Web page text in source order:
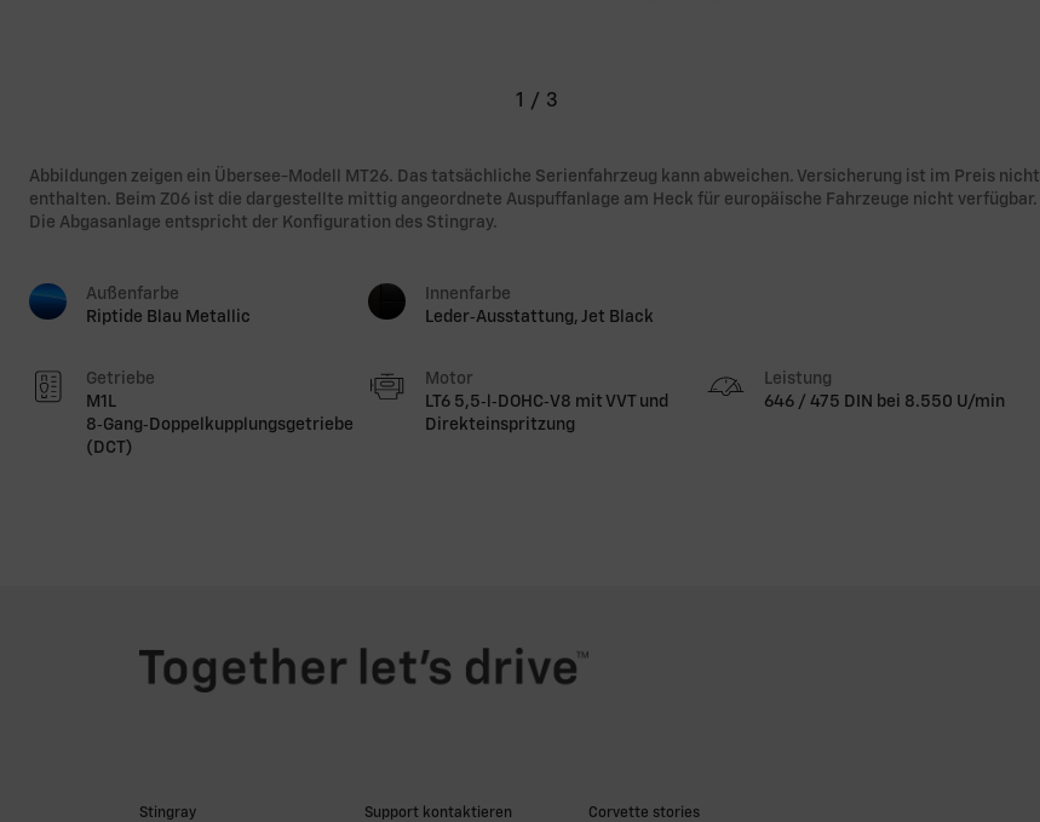
1 / 3
Abbildungen zeigen ein Übersee-Modell MT26. Das tatsächliche Serienfahrzeug kann abweichen. Versicherung ist im Preis nicht
enthalten. Beim Z06 ist die dargestellte mittig angeordnete Auspuffanlage am Heck für europäische Fahrzeuge nicht verfügbar.
Die Abgasanlage entspricht der Konfiguration des Stingray.
Außenfarbe
Riptide Blau Metallic
Innenfarbe
Leder‑Ausstattung, Jet Black
Getriebe
M1L
8‑Gang‑Doppelkupplungsgetriebe
(DCT)
Motor
LT6 5,5‑l‑DOHC‑V8 mit VVT und
Direkteinspritzung
Leistung
646 / 475 DIN bei 8.550 U/min